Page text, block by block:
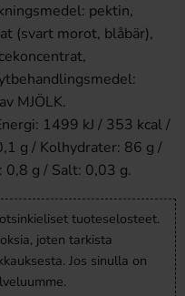
pektin,
(svart morot, blåbär),
MJÖLK.
1499 kJ / 353 kcal /
g / Kolhydrater: 86 g /
0,8 g / Salt: 0,03 g.
tuoteselosteet.
joten tarkista
Jos sinulla on